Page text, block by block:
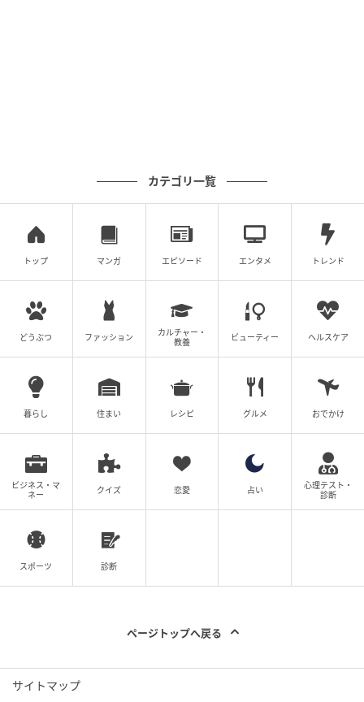
エキサイトニュース
父の不倫で母は体調を崩したり、家族関係もギスギス
して、私は父と不倫相手を恨みました。誰かに恨まれ
るって怖いですよね。私は今2人の子どもと夫と4人で
幸せに暮らしていて、この幸せが壊れないといいなと
頭のどこかで思っています。一種のトラウマみたいな
ものです。
不倫をしている人は「誰かの幸せを犠牲にしている」
な家族が少しでも減りますように…。そして今回で
『父がW不倫して家庭崩壊した話』は完結です。これ
までお読みいただき、ありがとうございました！
【全話読む】父がW不倫して家庭崩壊した話
カテゴリ一覧
トップ マンガ エピソード エンタメ トレンド
どうぶつ ファッション
カルチャー・
教養
ビューティー ヘルスケア
暮らし 住まい レシピ グルメ おでかけ
ビジネス・マ
ネー
クイズ 恋愛 占い
心理テスト・
診断
スポーツ 診断
ページトップへ戻る
サイトマップ